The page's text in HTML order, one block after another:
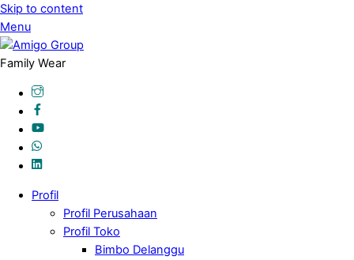
Skip to content
Menu
Family Wear
Profil
Profil Perusahaan
Profil Toko
Bimbo Delanggu